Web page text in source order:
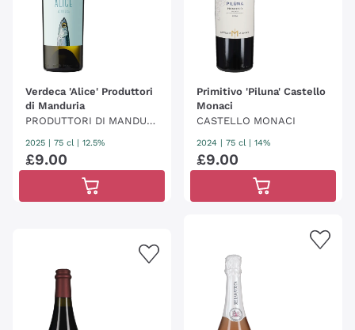
Verdeca 'Alice' Produttori
di Manduria
PRODUTTORI DI MANDURI
2025 | 75 cl | 12.5%
£9.00
Primitivo 'Piluna' Castello
Monaci
CASTELLO MONACI
2024 | 75 cl | 14%
£9.00